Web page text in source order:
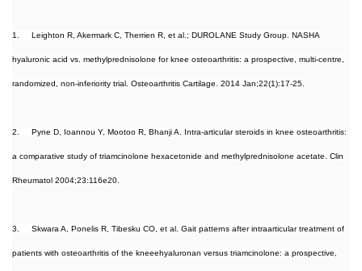
1. Leighton R, Akermark C, Therrien R, et al.; DUROLANE Study Group. NASHA
hyaluronic acid vs. methylprednisolone for knee osteoarthritis: a prospective, multi-centre,
randomized, non-inferiority trial. Osteoarthritis Cartilage. 2014 Jan;22(1):17-25.
2. Pyne D, Ioannou Y, Mootoo R, Bhanji A. Intra-articular steroids in knee osteoarthritis:
a comparative study of triamcinolone hexacetonide and methylprednisolone acetate. Clin
Rheumatol 2004;23:116e20.
3. Skwara A, Ponelis R, Tibesku CO, et al. Gait patterns after intraarticular treatment of
patients with osteoarthritis of the kneeehyaluronan versus triamcinolone: a prospective,